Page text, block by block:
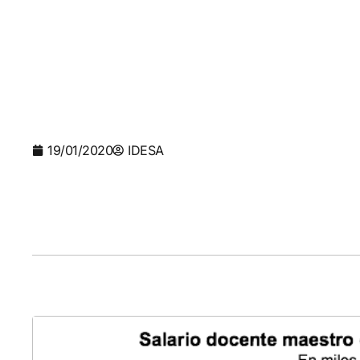
19/01/2020 IDESA